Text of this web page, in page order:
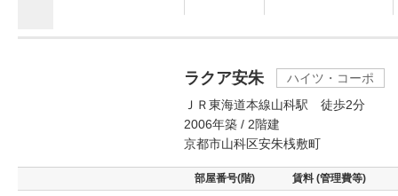
ラクア安朱
ハイツ・コーポ
ＪＲ東海道本線山科駅 徒歩2分
2006年築 / 2階建
京都市山科区安朱桟敷町
部屋番号(階) 賃料 (管理費等)